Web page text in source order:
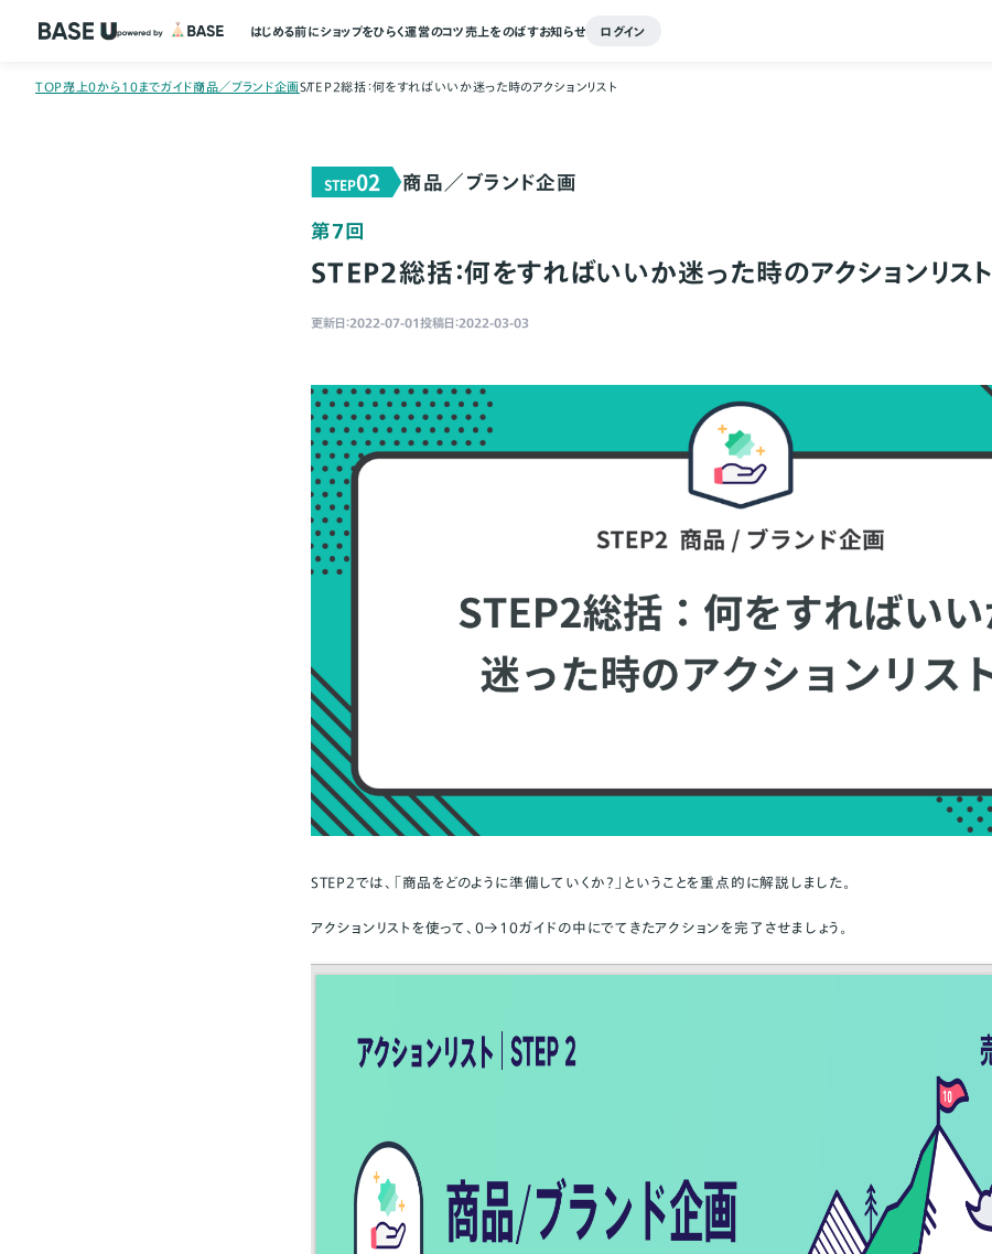
はじめる前にショップをひらく運営のコツ売上をのばすお知らせ ログイン
TOP売上0から10までガイド商品／ブランド企画STEP2総括：何をすればいいか迷った時のアクションリスト
STEP02
商品／ブランド企画
第7回
STEP2総括：何をすればいいか迷った時のアクションリスト
更新日：2022-07-01投稿日：2022-03-03
STEP2では、「商品をどのように準備していくか？」ということを重点的に解説しました。
アクションリストを使って、0→10ガイドの中にでてきたアクションを完了させましょう。